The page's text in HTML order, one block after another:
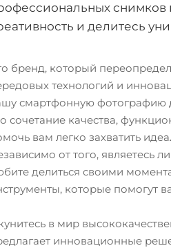
и делитесь
бренд, который
технологий и
смартфонную фотографию
сочетание качества,
вам легко захватить
от того, являетесь
делиться своими
которые помогут
в мир
инновационные